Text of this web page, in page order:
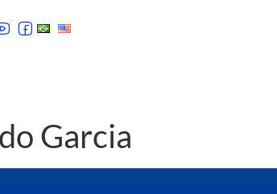
Garcia